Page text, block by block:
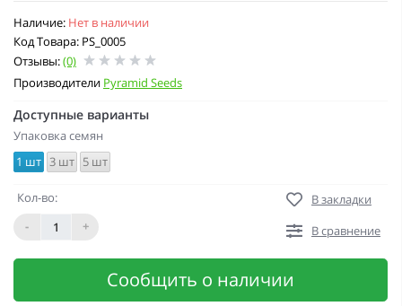
Наличие: Нет в наличии
Код Товара: PS_0005
Отзывы:(0)
Производители Pyramid Seeds
Доступные варианты
Упаковка семян
1 шт 3 шт 5 шт
Кол-во:
-
+
В закладки
В сравнение
Сообщить о наличии